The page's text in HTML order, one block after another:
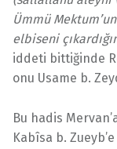
Ümmü
elbiseni
iddeti bittiğinde
onu Usame b.
Bu hadis
Kabîsa b.